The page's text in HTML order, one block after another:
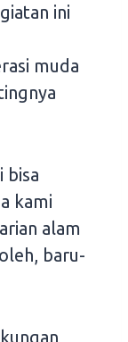
ini
muda
bisa
kami
alam
baru-